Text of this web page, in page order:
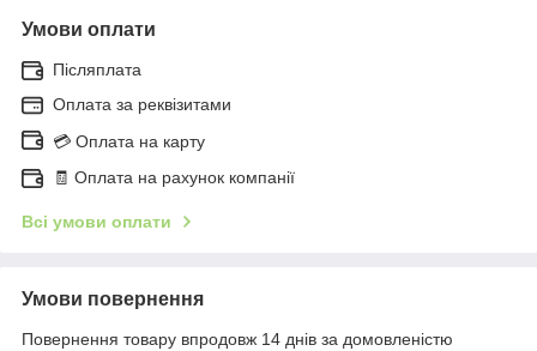
Умови оплати
Післяплата
Оплата за реквізитами
💳 Оплата на карту
🧾 Оплата на рахунок компанії
Всі умови оплати
Умови повернення
Повернення товару впродовж 14 днів за домовленістю